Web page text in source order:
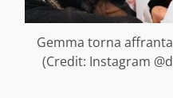
Gemma torna
(Credit: Instagram